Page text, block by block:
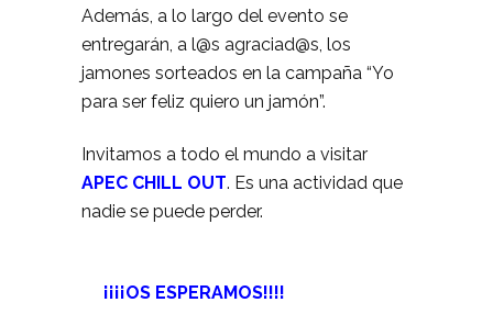
Además, a lo largo del evento se
entregarán, a l@s agraciad@s, los
jamones sorteados en la campaña “Yo
para ser feliz quiero un jamón”.
Invitamos a todo el mundo a visitar
APEC CHILL OUT. Es una actividad que
nadie se puede perder.
¡¡¡¡OS ESPERAMOS!!!!